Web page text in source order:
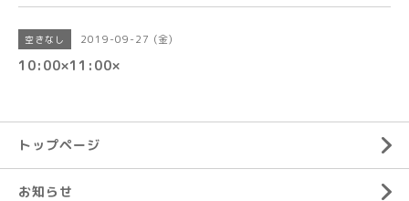
空きなし 2019-09-27 (金)
10:00×11:00×
トップページ
お知らせ